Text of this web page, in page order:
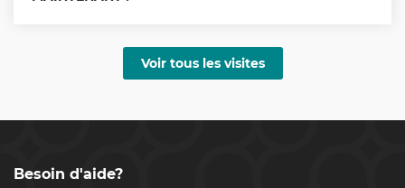
Voir tous les visites
Besoin d'aide?